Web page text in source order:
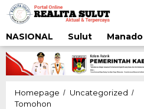
Lewati
ke
konten
NASIONAL
Sulut Manado
Homepage / Uncategorized /
Tomohon